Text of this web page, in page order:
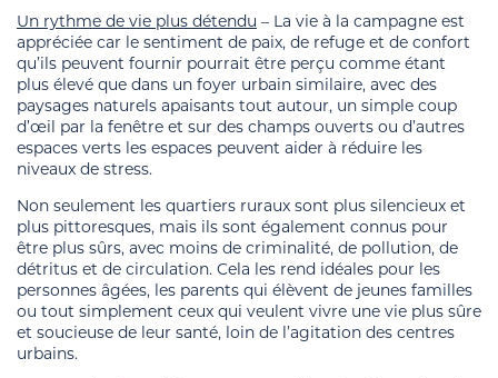
Un rythme de vie plus détendu – La vie à la campagne est
appréciée car le sentiment de paix, de refuge et de confort
qu’ils peuvent fournir pourrait être perçu comme étant
plus élevé que dans un foyer urbain similaire, avec des
paysages naturels apaisants tout autour, un simple coup
d’œil par la fenêtre et sur des champs ouverts ou d’autres
espaces verts les espaces peuvent aider à réduire les
niveaux de stress.
Non seulement les quartiers ruraux sont plus silencieux et
plus pittoresques, mais ils sont également connus pour
être plus sûrs, avec moins de criminalité, de pollution, de
détritus et de circulation. Cela les rend idéales pour les
personnes âgées, les parents qui élèvent de jeunes familles
ou tout simplement ceux qui veulent vivre une vie plus sûre
et soucieuse de leur santé, loin de l’agitation des centres
urbains.